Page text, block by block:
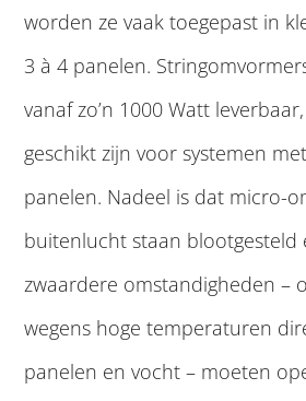
worden ze vaak toegepast in
3 à 4 panelen.
vanaf zo’n 1000 Watt
geschikt zijn voor systemen
panelen. Nadeel is dat micro-
buitenlucht staan blootgesteld
zwaardere omstandigheden –
wegens hoge temperaturen
panelen en vocht – moeten